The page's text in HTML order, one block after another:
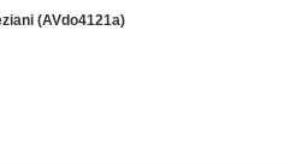
(AVdo4121a)